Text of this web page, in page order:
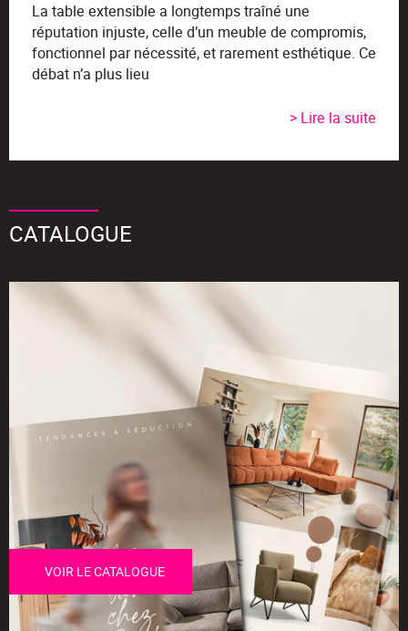
La table extensible a longtemps traîné une
réputation injuste, celle d’un meuble de compromis,
fonctionnel par nécessité, et rarement esthétique. Ce
débat n’a plus lieu
> Lire la suite
CATALOGUE
VOIR LE CATALOGUE